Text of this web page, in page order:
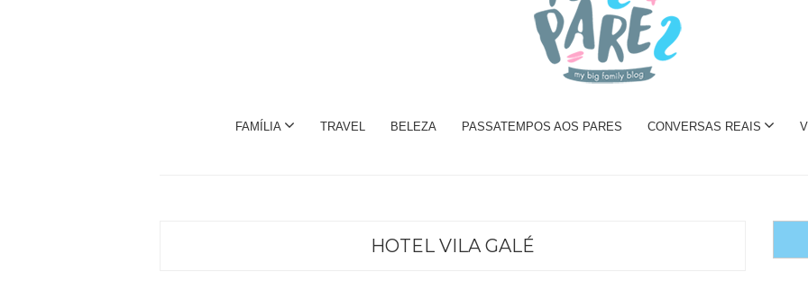
FAMÍLIA TRAVEL BELEZA PASSATEMPOS AOS PARES CONVERSAS REAIS
HOTEL VILA GALÉ